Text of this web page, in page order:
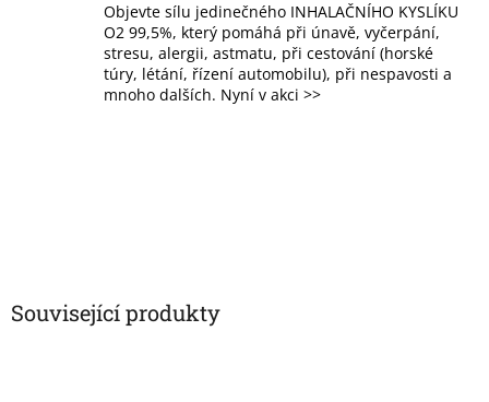
Objevte sílu jedinečného INHALAČNÍHO KYSLÍKU
O2 99,5%, který pomáhá při únavě, vyčerpání,
stresu, alergii, astmatu, při cestování (horské
túry, létání, řízení automobilu), při nespavosti a
mnoho dalších. Nyní v akci >>
Související produkty